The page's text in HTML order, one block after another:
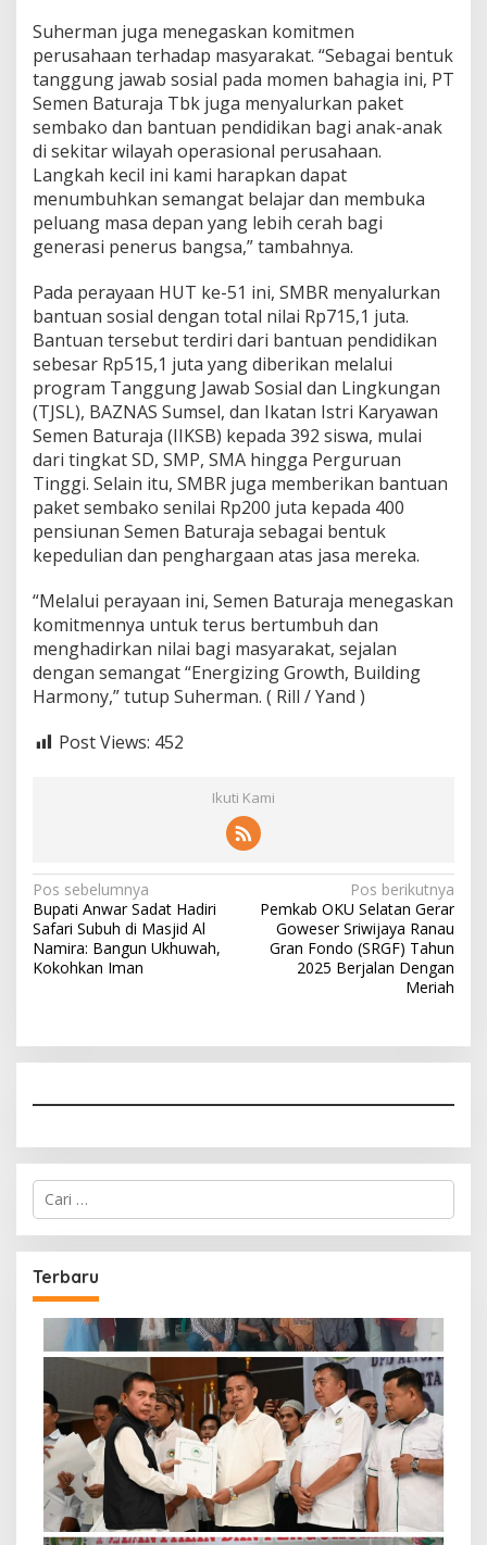
Suherman juga menegaskan komitmen
perusahaan terhadap masyarakat. “Sebagai bentuk
tanggung jawab sosial pada momen bahagia ini, PT
Semen Baturaja Tbk juga menyalurkan paket
sembako dan bantuan pendidikan bagi anak-anak
di sekitar wilayah operasional perusahaan.
Langkah kecil ini kami harapkan dapat
menumbuhkan semangat belajar dan membuka
peluang masa depan yang lebih cerah bagi
generasi penerus bangsa,” tambahnya.
Pada perayaan HUT ke-51 ini, SMBR menyalurkan
bantuan sosial dengan total nilai Rp715,1 juta.
Bantuan tersebut terdiri dari bantuan pendidikan
sebesar Rp515,1 juta yang diberikan melalui
program Tanggung Jawab Sosial dan Lingkungan
(TJSL), BAZNAS Sumsel, dan Ikatan Istri Karyawan
Semen Baturaja (IIKSB) kepada 392 siswa, mulai
dari tingkat SD, SMP, SMA hingga Perguruan
Tinggi. Selain itu, SMBR juga memberikan bantuan
paket sembako senilai Rp200 juta kepada 400
pensiunan Semen Baturaja sebagai bentuk
kepedulian dan penghargaan atas jasa mereka.
“Melalui perayaan ini, Semen Baturaja menegaskan
komitmennya untuk terus bertumbuh dan
menghadirkan nilai bagi masyarakat, sejalan
dengan semangat “Energizing Growth, Building
Harmony,” tutup Suherman. ( Rill / Yand )
Post Views: 452
Ikuti Kami
Navigasi
pos
Pos sebelumnya
Bupati Anwar Sadat Hadiri
Safari Subuh di Masjid Al
Namira: Bangun Ukhuwah,
Kokohkan Iman
Pos berikutnya
Pemkab OKU Selatan Gerar
Goweser Sriwijaya Ranau
Gran Fondo (SRGF) Tahun
2025 Berjalan Dengan
Meriah
Cari
untuk:
Terbaru